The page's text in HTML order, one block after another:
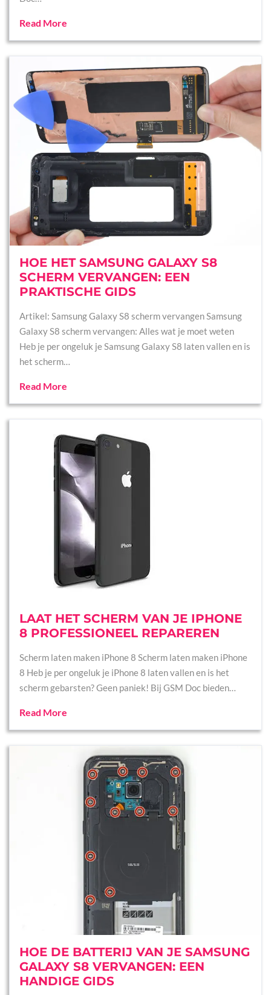
Read More
HOE HET SAMSUNG GALAXY S8
SCHERM VERVANGEN: EEN
PRAKTISCHE GIDS
Artikel: Samsung Galaxy S8 scherm vervangen Samsung
Galaxy S8 scherm vervangen: Alles wat je moet weten
Heb je per ongeluk je Samsung Galaxy S8 laten vallen en is
het scherm…
Read More
LAAT HET SCHERM VAN JE IPHONE
8 PROFESSIONEEL REPAREREN
Scherm laten maken iPhone 8 Scherm laten maken iPhone
8 Heb je per ongeluk je iPhone 8 laten vallen en is het
scherm gebarsten? Geen paniek! Bij GSM Doc bieden…
Read More
HOE DE BATTERIJ VAN JE SAMSUNG
GALAXY S8 VERVANGEN: EEN
HANDIGE GIDS